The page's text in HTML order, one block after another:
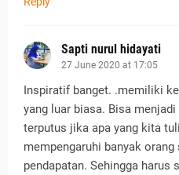
Sapti nurul hidayati
27 June 2020 at 17:05
Inspiratif banget. .memiliki
yang luar biasa. Bisa
terputus jika apa yang kita
mempengaruhi banyak
pendapatan. Sehingga harus